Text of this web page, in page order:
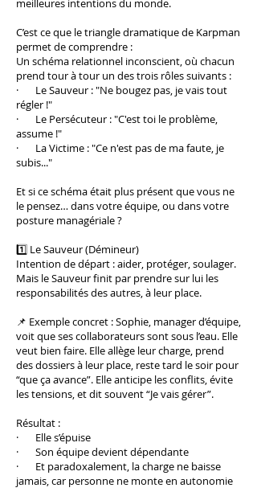
meilleures intentions du monde.
C’est ce que le triangle dramatique de Karpman
permet de comprendre :
Un schéma relationnel inconscient, où chacun
prend tour à tour un des trois rôles suivants :
· Le Sauveur : "Ne bougez pas, je vais tout
régler !"
· Le Persécuteur : "C'est toi le problème,
assume !"
· La Victime : "Ce n'est pas de ma faute, je
subis..."
Et si ce schéma était plus présent que vous ne
le pensez… dans votre équipe, ou dans votre
posture managériale ?
1️⃣ Le Sauveur (Démineur)
Intention de départ : aider, protéger, soulager.
Mais le Sauveur finit par prendre sur lui les
responsabilités des autres, à leur place.
📌 Exemple concret : Sophie, manager d’équipe,
voit que ses collaborateurs sont sous l’eau. Elle
veut bien faire. Elle allège leur charge, prend
des dossiers à leur place, reste tard le soir pour
“que ça avance”. Elle anticipe les conflits, évite
les tensions, et dit souvent “Je vais gérer”.
Résultat :
· Elle s’épuise
· Son équipe devient dépendante
· Et paradoxalement, la charge ne baisse
jamais, car personne ne monte en autonomie